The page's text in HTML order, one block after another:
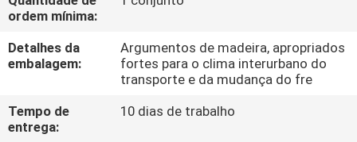
DA
QUALIDADE
CONTACTE-
NOS
ordem mínima:
Detalhes da
embalagem:
Argumentos de madeira, apropriados
fortes para o clima interurbano do
transporte e da mudança do fre
Tempo de
entrega:
10 dias de trabalho